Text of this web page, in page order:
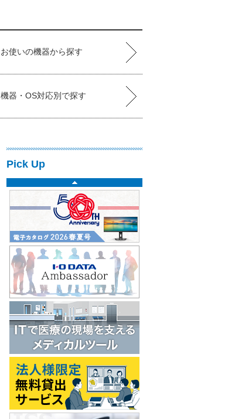
お使いの機器から探す
機器・OS対応別で探す
Pick Up